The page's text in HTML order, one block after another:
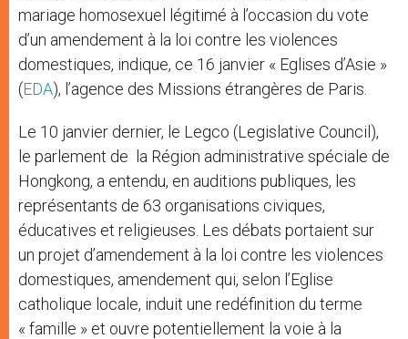
mariage homosexuel légitimé à l’occasion du vote
d’un amendement à la loi contre les violences
domestiques, indique, ce 16 janvier « Eglises d’Asie »
(EDA), l’agence des Missions étrangères de Paris.
Le 10 janvier dernier, le Legco (Legislative Council),
le parlement de la Région administrative spéciale de
Hongkong, a entendu, en auditions publiques, les
représentants de 63 organisations civiques,
éducatives et religieuses. Les débats portaient sur
un projet d’amendement à la loi contre les violences
domestiques, amendement qui, selon l’Eglise
catholique locale, induit une redéfinition du terme
« famille » et ouvre potentiellement la voie à la